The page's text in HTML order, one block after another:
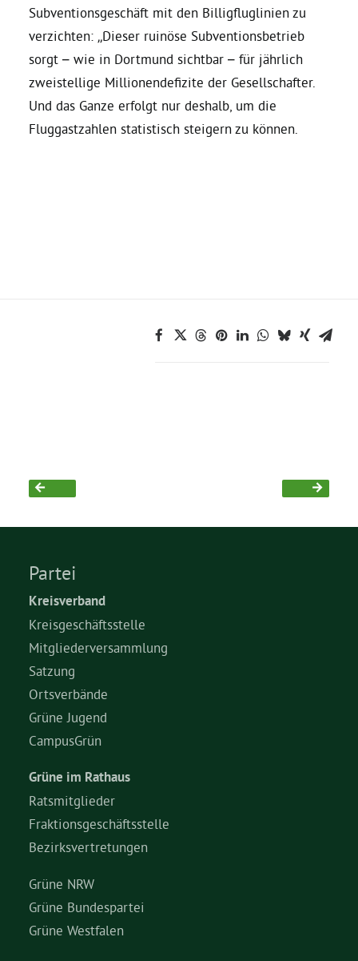
Grüne Jugend
CampusGrün
Subventionsgeschäft mit den Billigfluglinien zu
verzichten: „Dieser ruinöse Subventionsbetrieb
sorgt – wie in Dortmund sichtbar – für jährlich
zweistellige Millionendefizite der Gesellschafter.
Und das Ganze erfolgt nur deshalb, um die
Fluggastzahlen statistisch steigern zu können.
Partei
Kreisverband
Kreisgeschäftsstelle
Mitgliederversammlung
Satzung
Ortsverbände
Grüne Jugend
CampusGrün
Grüne im Rathaus
Ratsmitglieder
Fraktionsgeschäftsstelle
Bezirksvertretungen
Grüne NRW
Grüne Bundespartei
Grüne Westfalen